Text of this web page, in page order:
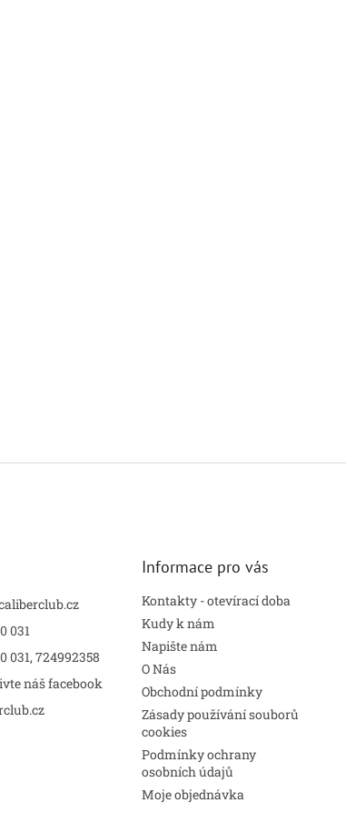
031
031, 724992358
náš facebook
Informace pro vás
Kontakty - otevírací doba
Kudy k nám
Napište nám
O Nás
Obchodní podmínky
Zásady používání souborů
cookies
Podmínky ochrany
osobních údajů
Moje objednávka